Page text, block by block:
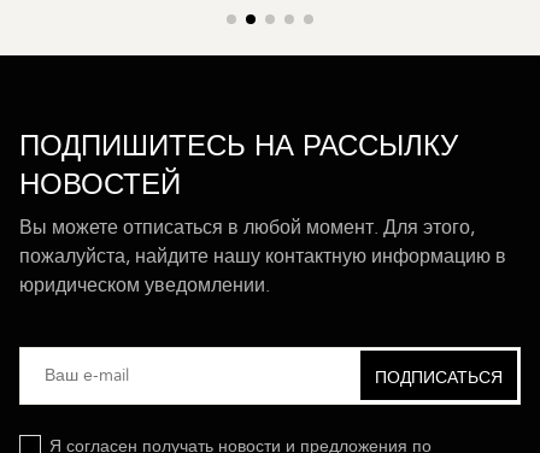
ПОДПИШИТЕСЬ НА РАССЫЛКУ
НОВОСТЕЙ
Вы можете отписаться в любой момент. Для этого,
пожалуйста, найдите нашу контактную информацию в
юридическом уведомлении.
Я согласен получать новости и предложения по